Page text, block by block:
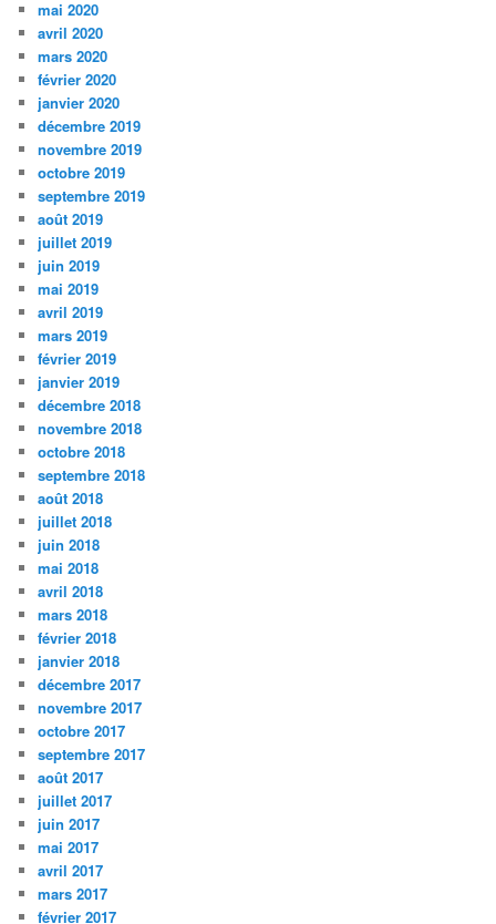
mai 2020
avril 2020
mars 2020
février 2020
janvier 2020
décembre 2019
novembre 2019
octobre 2019
septembre 2019
août 2019
juillet 2019
juin 2019
mai 2019
avril 2019
mars 2019
février 2019
janvier 2019
décembre 2018
novembre 2018
octobre 2018
septembre 2018
août 2018
juillet 2018
juin 2018
mai 2018
avril 2018
mars 2018
février 2018
janvier 2018
décembre 2017
novembre 2017
octobre 2017
septembre 2017
août 2017
juillet 2017
juin 2017
mai 2017
avril 2017
mars 2017
février 2017